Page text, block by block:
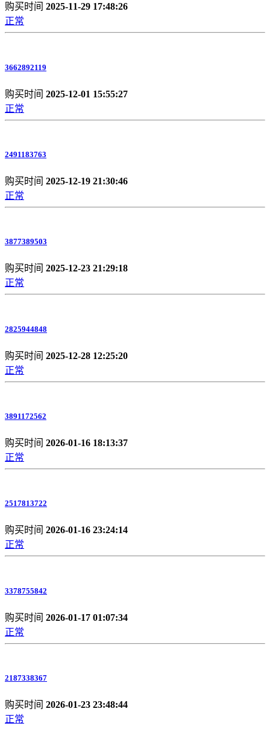
购买时间 2025-11-29 17:48:26
正常
3662892119
购买时间 2025-12-01 15:55:27
正常
2491183763
购买时间 2025-12-19 21:30:46
正常
3877389503
购买时间 2025-12-23 21:29:18
正常
2825944848
购买时间 2025-12-28 12:25:20
正常
3891172562
购买时间 2026-01-16 18:13:37
正常
2517813722
购买时间 2026-01-16 23:24:14
正常
3378755842
购买时间 2026-01-17 01:07:34
正常
2187338367
购买时间 2026-01-23 23:48:44
正常